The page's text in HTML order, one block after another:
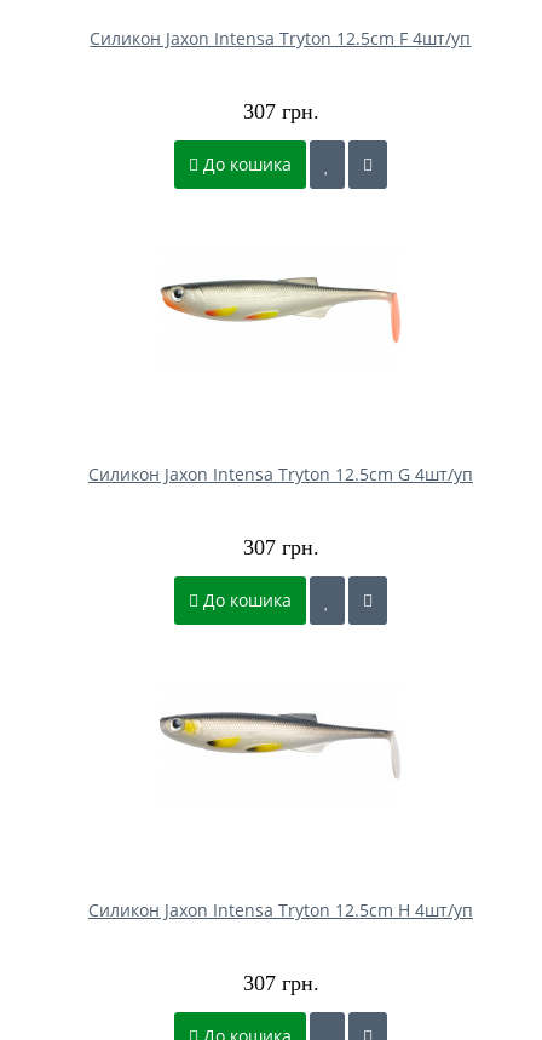
Силикон Jaxon Intensa Tryton 12.5cm F 4шт/уп
307 грн.
До кошика
Силикон Jaxon Intensa Tryton 12.5cm G 4шт/уп
307 грн.
До кошика
Силикон Jaxon Intensa Tryton 12.5cm H 4шт/уп
307 грн.
До кошика